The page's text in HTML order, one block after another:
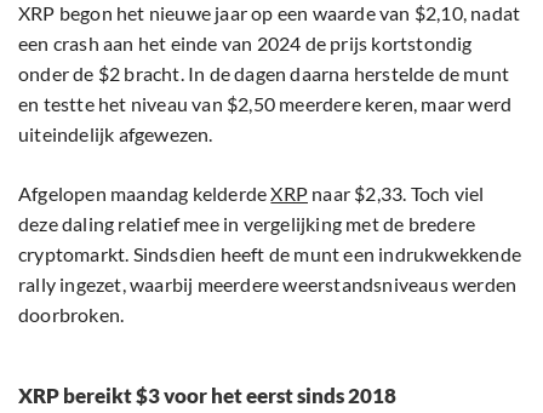
XRP begon het nieuwe jaar op een waarde van $2,10, nadat
een crash aan het einde van 2024 de prijs kortstondig
onder de $2 bracht. In de dagen daarna herstelde de munt
en testte het niveau van $2,50 meerdere keren, maar werd
uiteindelijk afgewezen.
Afgelopen maandag kelderdeXRP naar $2,33. Toch viel
deze daling relatief mee in vergelijking met de bredere
cryptomarkt. Sindsdien heeft de munt een indrukwekkende
rally ingezet, waarbij meerdere weerstandsniveaus werden
doorbroken.
XRP bereikt $3 voor het eerst sinds 2018